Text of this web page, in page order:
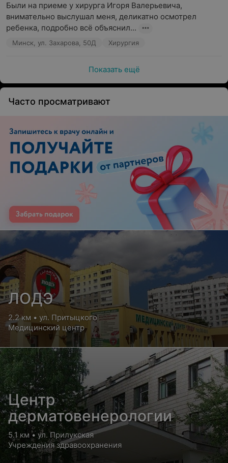
Были на приеме у хирурга Игоря Валерьевича,
внимательно выслушал меня, деликатно осмотрел
ребенка, подробно всё объяснил...
Минск, ул. Захарова, 50Д Хирургия
Показать ещё
Часто просматривают
ЛОДЭ
2.2 км • ул. Притыцкого
Медицинский центр
Центр
дерматовенерологии
5.1 км • ул. Прилукская
Учреждения здравоохранения